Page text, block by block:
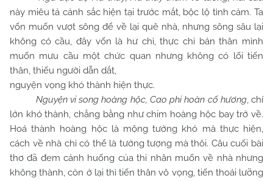
này miêu tả cảnh sắc hiện tại trước mắt, bộc lộ tình cảm. Ta
vốn muốn vượt sông để về lại quê nhà, nhưng sông sâu lại
không có cầu, đây vốn là hư chỉ, thực chỉ bản thân mình
muốn mưu cầu một chức quan nhưng không có lối tiến
thân, thiếu người dẫn dắt,
nguyện vọng khó thành hiện thực.
Nguyện vi song hoàng hộc, Cao phi hoàn cố hương, chí
lớn khó thành, chẳng bằng như chim hoàng hộc bay trở về.
Hoá thành hoàng hộc là mộng tưởng khó mà thực hiện,
cách về nhà chỉ có thể là tưởng tượng mà thôi. Câu cuối bài
thơ đã đem cảnh huống của thi nhân muốn về nhà nhưng
không thành, còn ở lại thì tiến thân vô vọng, tiến thoái lưỡng